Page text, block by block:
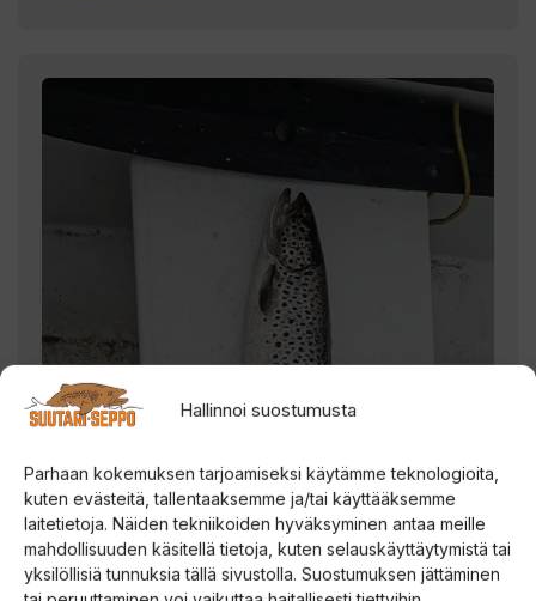
Hallinnoi suostumusta
Parhaan kokemuksen tarjoamiseksi käytämme teknologioita,
kuten evästeitä, tallentaaksemme ja/tai käyttääksemme
laitetietoja. Näiden tekniikoiden hyväksyminen antaa meille
mahdollisuuden käsitellä tietoja, kuten selauskäyttäytymistä tai
yksilöllisiä tunnuksia tällä sivustolla. Suostumuksen jättäminen